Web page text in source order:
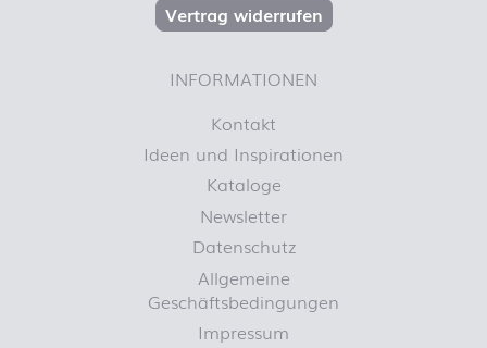
Vertrag widerrufen
INFORMATIONEN
Kontakt
Ideen und Inspirationen
Kataloge
Newsletter
Datenschutz
Allgemeine
Geschäftsbedingungen
Impressum